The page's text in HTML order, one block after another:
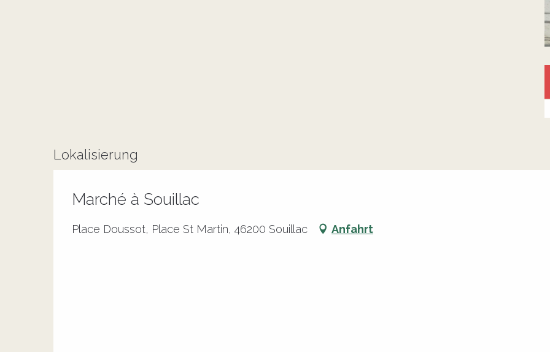
Lokalisierung
Marché à Souillac
Place Doussot, Place St Martin, 46200 Souillac Anfahrt